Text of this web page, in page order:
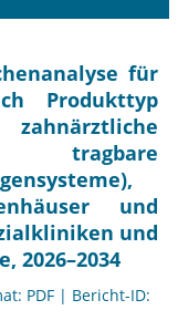
für
Produkttyp
tragbare
und
und
2026–2034
PDF | Bericht-ID: